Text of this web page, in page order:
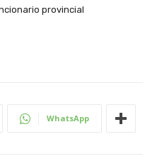
provincial
WhatsApp